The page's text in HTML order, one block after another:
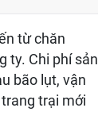
từ chăn
ty. Chi phí sản
bão lụt, vận
trại mới